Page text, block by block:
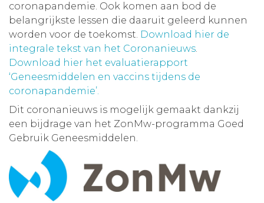
coronapandemie. Ook komen aan bod de
belangrijkste lessen die daaruit geleerd kunnen
worden voor de toekomst. Download hier de
integrale tekst van het Coronanieuws.
Download hier het evaluatierapport
‘Geneesmiddelen en vaccins tijdens de
coronapandemie’.
Dit coronanieuws is mogelijk gemaakt dankzij
een bijdrage van het ZonMw-programma Goed
Gebruik Geneesmiddelen.